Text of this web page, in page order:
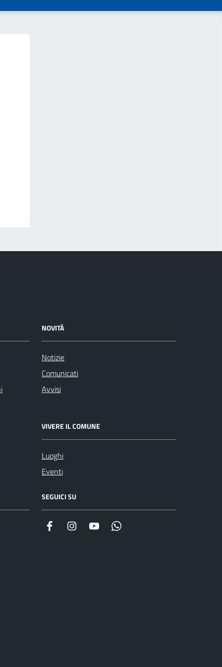
NOVITÀ
Notizie
Comunicati
Avvisi
VIVERE IL COMUNE
Luoghi
Eventi
SEGUICI SU
Facebook InstagramYouTube